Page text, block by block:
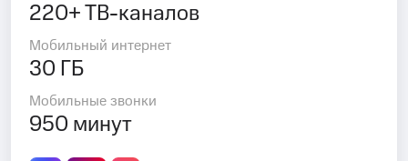
220+ ТВ-каналов
Мобильный интернет
30 ГБ
Мобильные звонки
950 минут